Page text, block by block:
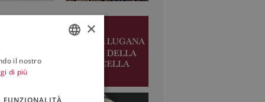
×
il nostro
di più
FUNZIONALITÀ